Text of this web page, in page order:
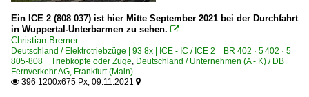
Ein ICE 2 (808 037) ist hier Mitte September 2021 bei der Durchfahrt
in Wuppertal-Unterbarmen zu sehen. 
Christian Bremer
Deutschland / Elektrotriebzüge | 93 8x | ICE - IC / ICE 2 BR 402 · 5 402 · 5
805-808 Triebköpfe oder Züge, Deutschland / Unternehmen (A - K) / DB
Fernverkehr AG, Frankfurt (Main)
 396 1200x675 Px, 09.11.2021 